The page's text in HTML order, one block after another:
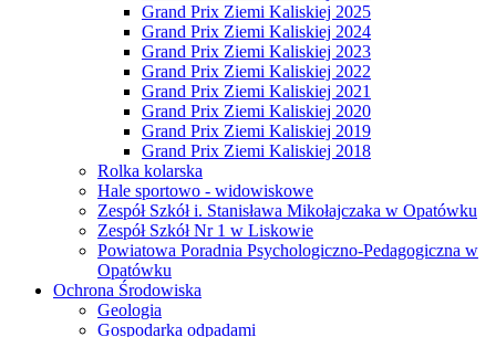
Grand Prix Ziemi Kaliskiej 2025
Grand Prix Ziemi Kaliskiej 2024
Grand Prix Ziemi Kaliskiej 2023
Grand Prix Ziemi Kaliskiej 2022
Grand Prix Ziemi Kaliskiej 2021
Grand Prix Ziemi Kaliskiej 2020
Grand Prix Ziemi Kaliskiej 2019
Grand Prix Ziemi Kaliskiej 2018
Rolka kolarska
Hale sportowo - widowiskowe
Zespół Szkół i. Stanisława Mikołajczaka w Opatówku
Zespół Szkół Nr 1 w Liskowie
Powiatowa Poradnia Psychologiczno-Pedagogiczna w
Opatówku
Ochrona Środowiska
Geologia
Gospodarka odpadami